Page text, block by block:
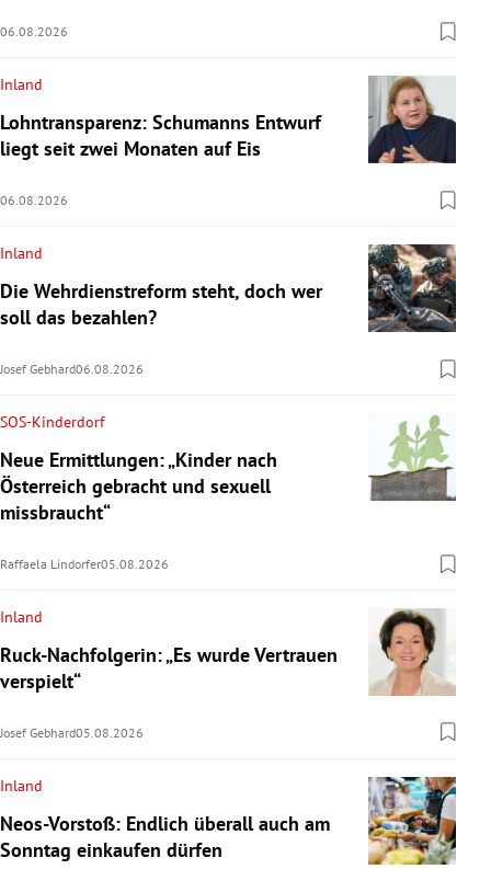
06.08.2026
Inland
Lohntransparenz: Schumanns Entwurf
liegt seit zwei Monaten auf Eis
06.08.2026
Inland
Die Wehrdienstreform steht, doch wer
soll das bezahlen?
Josef Gebhard06.08.2026
SOS-Kinderdorf
Neue Ermittlungen: „Kinder nach
Österreich gebracht und sexuell
missbraucht“
Raffaela Lindorfer05.08.2026
Inland
Ruck-Nachfolgerin: „Es wurde Vertrauen
verspielt“
Josef Gebhard05.08.2026
Inland
Neos-Vorstoß: Endlich überall auch am
Sonntag einkaufen dürfen